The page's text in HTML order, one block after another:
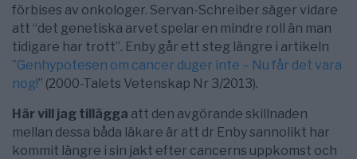
förbises av onkologer. Servan-Schreiber säger vidare
att “det genetiska arvet spelar en mindre roll än man
tidigare har trott”. Enby går ett steg längre i artikeln
”Genhypotesen om cancer duger inte – Nu får det vara
nog!” (2000-Talets Vetenskap Nr 3/2013).
Här vill jag tillägga att den avgörande skillnaden
mellan dessa båda läkare är att dr Enby sannolikt har
kommit längre i sin jakt efter cancerns uppkomst och